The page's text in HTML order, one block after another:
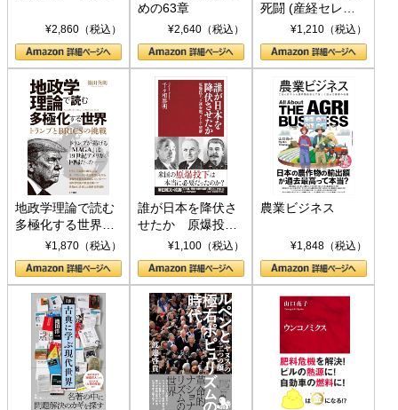
¥2,860（税込）
めの63章
¥2,640（税込）
死闘 (産経セレク
ト S 039)¥1,210（税込）
地政学理論で読む
多極化する世界：
トランプとBRICS
の挑戦
¥1,870（税込）
誰が日本を降伏さ
せたか 原爆投
下、ソ連参戦、そ
して聖断 (PHP新
書)
¥1,100（税込）
農業ビジネス
¥1,848（税込）